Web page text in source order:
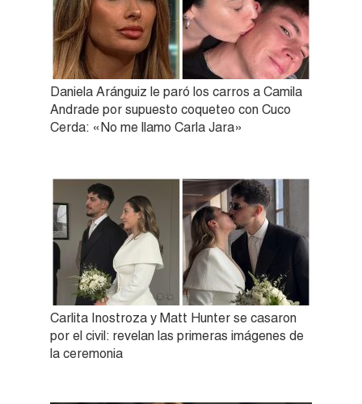
Daniela Aránguiz le paró los carros a Camila
Andrade por supuesto coqueteo con Cuco
Cerda: «No me llamo Carla Jara»
Carlita Inostroza y Matt Hunter se casaron
por el civil: revelan las primeras imágenes de
la ceremonia